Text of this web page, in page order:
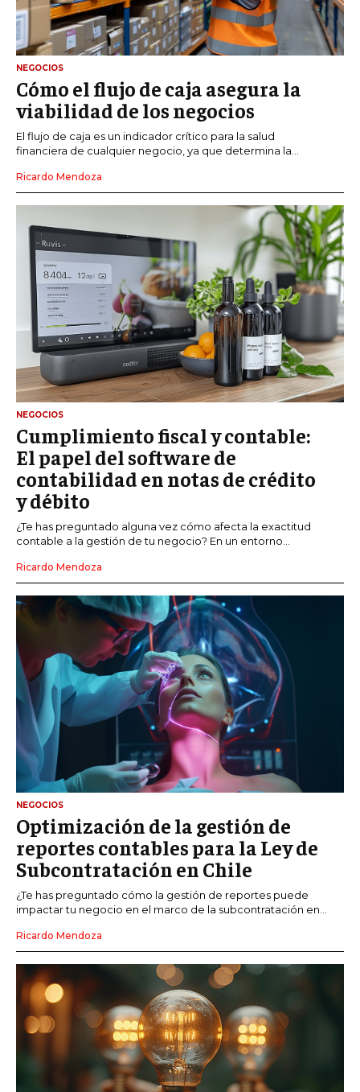
NEGOCIOS
Cómo el flujo de caja asegura la
viabilidad de los negocios
El flujo de caja es un indicador crítico para la salud
financiera de cualquier negocio, ya que determina la...
Ricardo Mendoza
NEGOCIOS
Cumplimiento fiscal y contable:
El papel del software de
contabilidad en notas de crédito
y débito
¿Te has preguntado alguna vez cómo afecta la exactitud
contable a la gestión de tu negocio? En un entorno...
Ricardo Mendoza
NEGOCIOS
Optimización de la gestión de
reportes contables para la Ley de
Subcontratación en Chile
¿Te has preguntado cómo la gestión de reportes puede
impactar tu negocio en el marco de la subcontratación en...
Ricardo Mendoza